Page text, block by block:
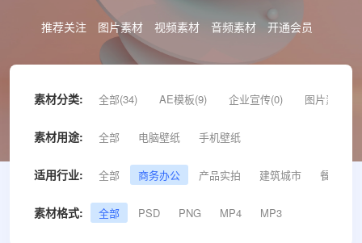
推荐关注 图片素材 视频素材 音频素材 开通会员
素材分类: 全部(34) AE模板(9) 企业宣传(0) 图片素材(9)
素材用途: 全部 电脑壁纸 手机壁纸
适用行业: 全部 商务办公 产品实拍 建筑城市 餐饮美食
素材格式: 全部 PSD PNG MP4 MP3